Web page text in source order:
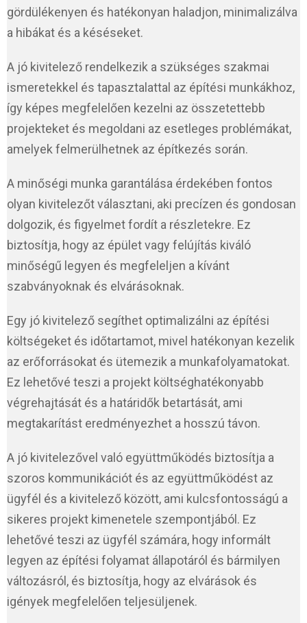
gördülékenyen és hatékonyan haladjon, minimalizálva
a hibákat és a késéseket.
A jó kivitelező rendelkezik a szükséges szakmai
ismeretekkel és tapasztalattal az építési munkákhoz,
így képes megfelelően kezelni az összetettebb
projekteket és megoldani az esetleges problémákat,
amelyek felmerülhetnek az építkezés során.
A minőségi munka garantálása érdekében fontos
olyan kivitelezőt választani, aki precízen és gondosan
dolgozik, és figyelmet fordít a részletekre. Ez
biztosítja, hogy az épület vagy felújítás kiváló
minőségű legyen és megfeleljen a kívánt
szabványoknak és elvárásoknak.
Egy jó kivitelező segíthet optimalizálni az építési
költségeket és időtartamot, mivel hatékonyan kezelik
az erőforrásokat és ütemezik a munkafolyamatokat.
Ez lehetővé teszi a projekt költséghatékonyabb
végrehajtását és a határidők betartását, ami
megtakarítást eredményezhet a hosszú távon.
A jó kivitelezővel való együttműködés biztosítja a
szoros kommunikációt és az együttműködést az
ügyfél és a kivitelező között, ami kulcsfontosságú a
sikeres projekt kimenetele szempontjából. Ez
lehetővé teszi az ügyfél számára, hogy informált
legyen az építési folyamat állapotáról és bármilyen
változásról, és biztosítja, hogy az elvárások és
igények megfelelően teljesüljenek.